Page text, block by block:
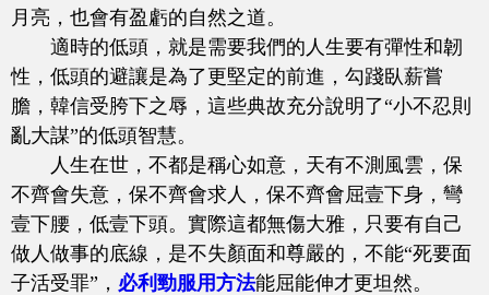
月亮，也會有盈虧的自然之道。
適時的低頭，就是需要我們的人生要有彈性和韌
性，低頭的避讓是為了更堅定的前進，勾踐臥薪嘗
膽，韓信受胯下之辱，這些典故充分說明了“小不忍則
亂大謀”的低頭智慧。
人生在世，不都是稱心如意，天有不測風雲，保
不齊會失意，保不齊會求人，保不齊會屈壹下身，彎
壹下腰，低壹下頭。實際這都無傷大雅，只要有自己
做人做事的底線，是不失顏面和尊嚴的，不能“死要面
子活受罪”， 必利勁服用方法能屈能伸才更坦然。